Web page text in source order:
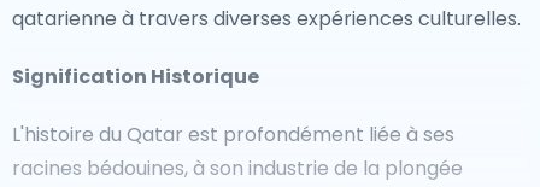
qatarienne à travers diverses expériences culturelles.
Signification Historique
L'histoire du Qatar est profondément liée à ses
racines bédouines, à son industrie de la plongée